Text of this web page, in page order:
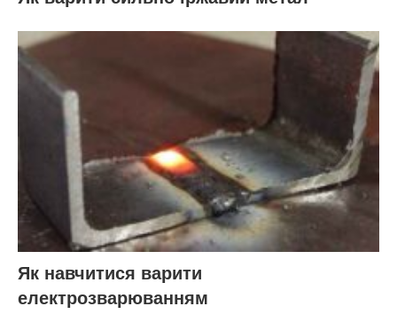
Як навчитися варити
електрозварюванням